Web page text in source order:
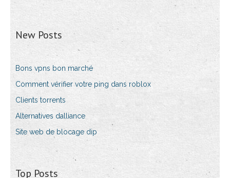
New Posts
Bons vpns bon marché
Comment vérifier votre ping dans roblox
Clients torrents
Alternatives dalliance
Site web de blocage dip
Top Posts